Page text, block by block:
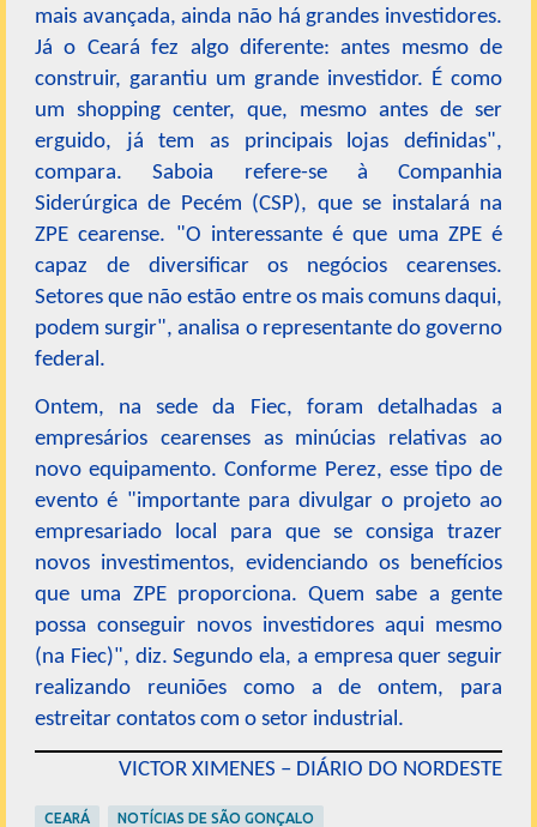
mais avançada, ainda não há grandes investidores.
Já o Ceará fez algo diferente: antes mesmo de
construir, garantiu um grande investidor. É como
um shopping center, que, mesmo antes de ser
erguido, já tem as principais lojas definidas",
compara. Saboia refere-se à Companhia
Siderúrgica de Pecém (CSP), que se instalará na
ZPE cearense. "O interessante é que uma ZPE é
capaz de diversificar os negócios cearenses.
Setores que não estão entre os mais comuns daqui,
podem surgir", analisa o representante do governo
federal.
Ontem, na sede da Fiec, foram detalhadas a
empresários cearenses as minúcias relativas ao
novo equipamento. Conforme Perez, esse tipo de
evento é "importante para divulgar o projeto ao
empresariado local para que se consiga trazer
novos investimentos, evidenciando os benefícios
que uma ZPE proporciona. Quem sabe a gente
possa conseguir novos investidores aqui mesmo
(na Fiec)", diz. Segundo ela, a empresa quer seguir
realizando reuniões como a de ontem, para
estreitar contatos com o setor industrial.
VICTOR XIMENES – DIÁRIO DO NORDESTE
CEARÁ NOTÍCIAS DE SÃO GONÇALO